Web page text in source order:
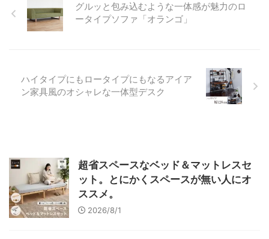
グルッと包み込むような一体感が魅力のロ
ータイプソファ「オランゴ」
ハイタイプにもロータイプにもなるアイア
ン家具風のオシャレな一体型デスク
超省スペースなベッド＆マットレスセ
ット。とにかくスペースが無い人にオ
ススメ。
2026/8/1